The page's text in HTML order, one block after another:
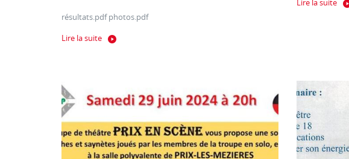
résultats.pdf photos.pdf
Lire la suite
Lire la suite